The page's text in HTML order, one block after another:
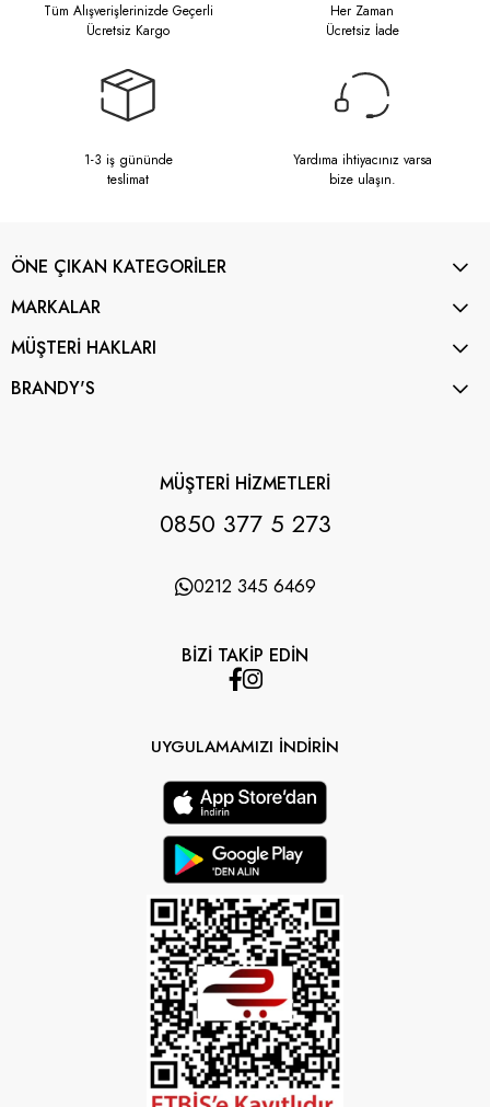
Tüm Alışverişlerinizde Geçerli
Ücretsiz Kargo
Her Zaman
Ücretsiz İade
1-3 iş gününde
teslimat
Yardıma ihtiyacınız varsa
bize ulaşın.
ÖNE ÇIKAN KATEGORİLER
MARKALAR
MÜŞTERİ HAKLARI
BRANDY'S
MÜŞTERİ HİZMETLERİ
0850 377 5 273
0212 345 6469
BİZİ TAKİP EDİN
UYGULAMAMIZI İNDİRİN